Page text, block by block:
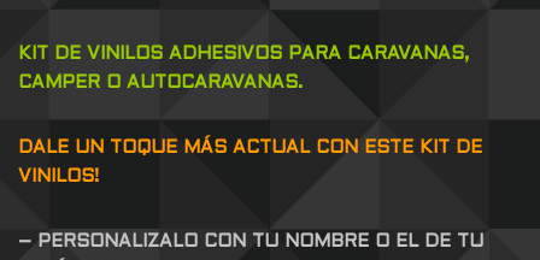
KIT DE VINILOS ADHESIVOS PARA CARAVANAS,
CAMPER O AUTOCARAVANAS.
DALE UN TOQUE MÁS ACTUAL CON ESTE KIT DE
VINILOS!
– PERSONALIZALO CON TU NOMBRE O EL DE TU